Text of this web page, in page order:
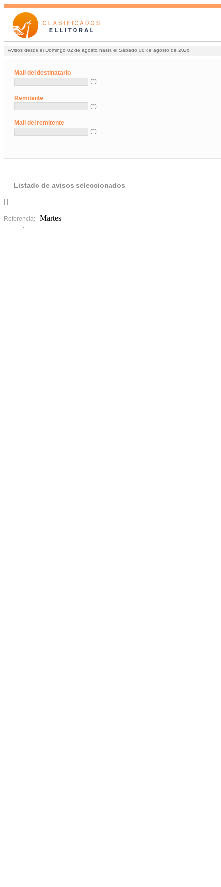
Avisos desde el Domingo 02 de agosto hasta el Sábado 08 de agosto de 2026
Mail del destinatario
(*)
Remitente
(*)
Mail del remitente
(*)
Listado de avisos seleccionados
Referencia: | Martes